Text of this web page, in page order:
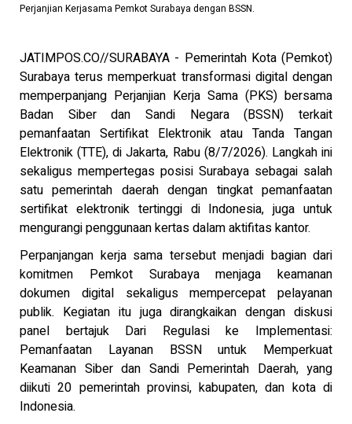
Perjanjian Kerjasama Pemkot Surabaya dengan BSSN.
JATIMPOS.CO//SURABAYA - Pemerintah Kota (Pemkot)
Surabaya terus memperkuat transformasi digital dengan
memperpanjang Perjanjian Kerja Sama (PKS) bersama
Badan Siber dan Sandi Negara (BSSN) terkait
pemanfaatan Sertifikat Elektronik atau Tanda Tangan
Elektronik (TTE), di Jakarta, Rabu (8/7/2026). Langkah ini
sekaligus mempertegas posisi Surabaya sebagai salah
satu pemerintah daerah dengan tingkat pemanfaatan
sertifikat elektronik tertinggi di Indonesia, juga untuk
mengurangi penggunaan kertas dalam aktifitas kantor.
Perpanjangan kerja sama tersebut menjadi bagian dari
komitmen Pemkot Surabaya menjaga keamanan
dokumen digital sekaligus mempercepat pelayanan
publik. Kegiatan itu juga dirangkaikan dengan diskusi
panel bertajuk Dari Regulasi ke Implementasi:
Pemanfaatan Layanan BSSN untuk Memperkuat
Keamanan Siber dan Sandi Pemerintah Daerah, yang
diikuti 20 pemerintah provinsi, kabupaten, dan kota di
Indonesia.